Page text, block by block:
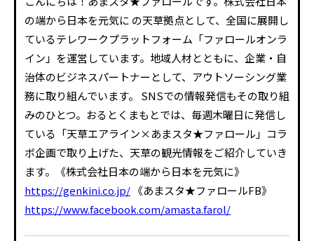
の端から日本を元気に の天草拠点として、全国に展開し
ているテレワークプラットフォーム「ファロールオンラ
イン」を運営しています。地域人材とともに、企業・自
治体のビジネスパートナーとして、アウトソーシング業
務に取り組んでいます。 SNSでの情報発信もその取り組
みのひとつ。おるとくまもとでは、毎週木曜日に発信し
ている「天草エアライン×あまスタ★ファロール」コラ
ボ企画で取り上げた、天草の観光情報をご紹介していき
ます。《株式会社日本の端から日本を元気に》
https://genkini.co.jp/ 《あまスタ★ファロールFB》
https://www.facebook.com/amasta.farol/